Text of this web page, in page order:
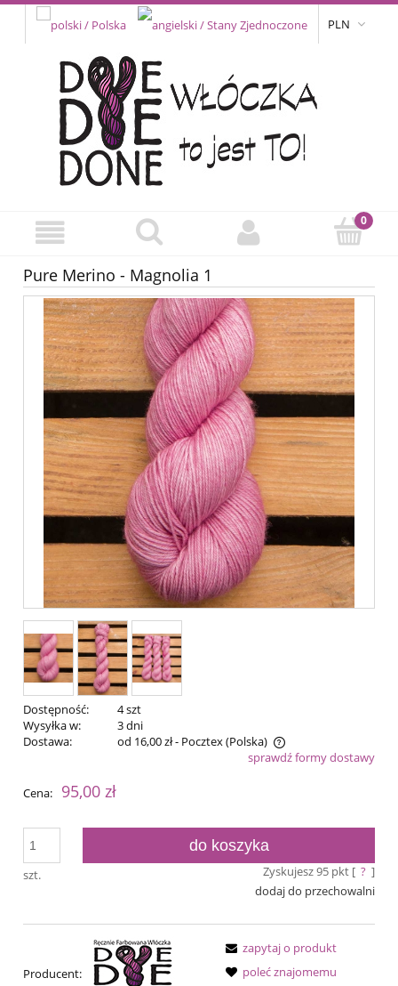
PLN
Pure Merino - Magnolia 1
Dostępność:
4 szt
Wysyłka w:
3 dni
Dostawa:
od 16,00 zł- Pocztex(Polska)
Cena nie zawiera ewentualnych kosztów płatnościsprawdź formy dostawy
Cena: 95,00 zł
szt.
do koszyka
Zyskujesz95pkt [ ? ]
dodaj do przechowalni
Producent:
zapytaj o produkt
poleć znajomemu